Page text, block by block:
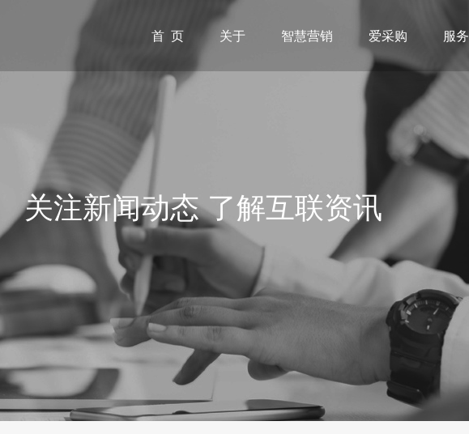
首 页 关于 智慧营销 爱采购 服务
关注新闻动态 了解互联资讯